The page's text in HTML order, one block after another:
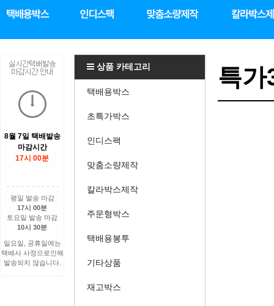
8월 7일 택배발송
마감시간
17시 00분
평일 발송 마감
17시 00분
토요일 발송 마감
10시 30분
일요일, 공휴일에는
택배사 사정으로인해
발송되지 않습니다.
상품 카테고리
택배용박스
초특가박스
인디스팩
맞춤소량제작
칼라박스제작
주문형박스
택배용봉투
기타상품
재고박스
특